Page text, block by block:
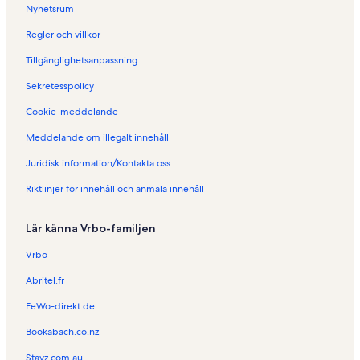
r
o
n
e
n
R
n
z
e
b
e
d
e
i
e
i
n
-
d
A
g
r
s
t
r
o
n
d
n
L
J
l
l
-
v
n
Nyhetsrum
Regler och villkor
Tillgänglighetsanpassning
Sekretesspolicy
Cookie-meddelande
Meddelande om illegalt innehåll
Juridisk information/Kontakta oss
Riktlinjer för innehåll och anmäla innehåll
Lär känna Vrbo-familjen
Vrbo
Abritel.fr
FeWo-direkt.de
Bookabach.co.nz